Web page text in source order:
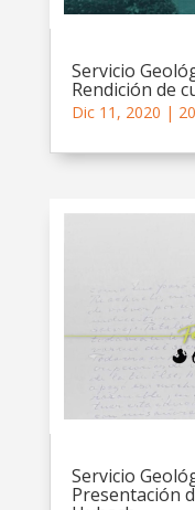
Servicio
Rendición de
Dic 11, 2020 |
Servicio
Presentación